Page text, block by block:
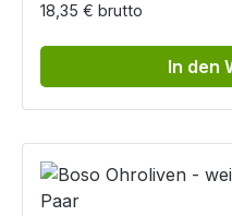
18,35 € brutto
In den